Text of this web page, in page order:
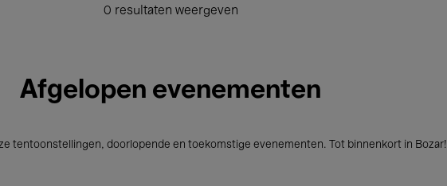
0 resultaten weergeven
Afgelopen evenementen
tentoonstellingen, doorlopende en toekomstige evenementen. Tot binnenkort in Bozar!